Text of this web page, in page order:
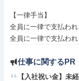
【一律手当】
全員に一律で支払わ
仕事に関するPR
【入社祝い金】未